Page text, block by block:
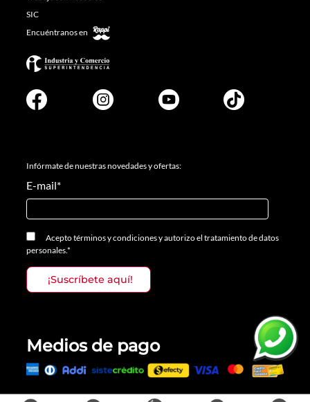
SIC
Encuéntranos en
Infórmate de nuestras novedades y ofertas:
E-mail*
Aceptotérminos y condicionesyautorizo el tratamiento de datos
personales.*
Medios de pago
Todos los derechos reservados, Prosalon Distribuciones S.A.S., 2023